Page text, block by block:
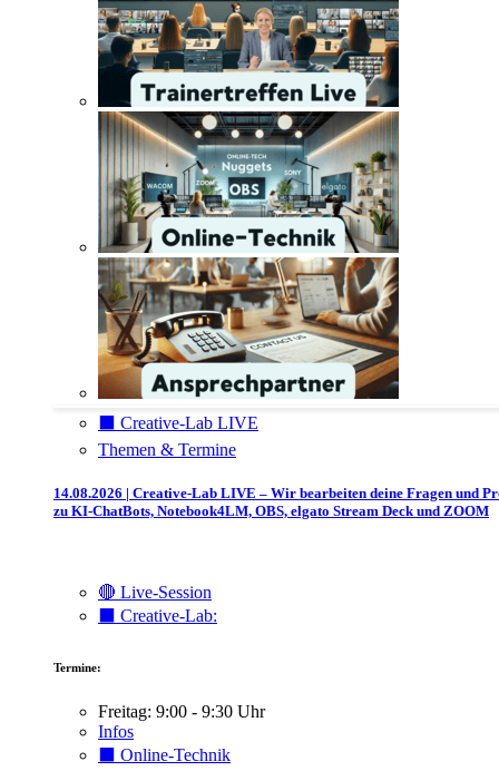
⬛️ Creative-Lab LIVE
Themen & Termine
14.08.2026 | Creative-Lab LIVE – Wir bearbeiten deine Fragen und
zu KI-ChatBots, Notebook4LM, OBS, elgato Stream Deck und ZOOM
🔴 Live-Session
⬛️ Creative-Lab:
Termine:
Freitag: 9:00 - 9:30 Uhr
Infos
⬛️ Online-Technik